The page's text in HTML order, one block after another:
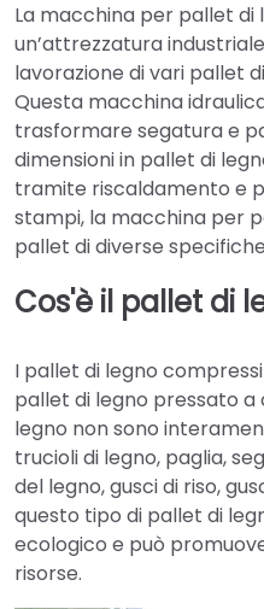
La macchina per pallet di
un’attrezzatura
lavorazione di vari pallet
Questa macchina
trasformare segatura e
dimensioni in pallet di
tramite riscaldamento e
stampi, la macchina per
pallet di diverse
Cos'è il pallet di
I pallet di legno
pallet di legno pressato
legno non sono
trucioli di legno, paglia,
del legno, gusci di riso,
questo tipo di pallet di
ecologico e può
risorse.